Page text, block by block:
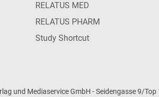
RELATUS MED
RELATUS PHARM
Study Shortcut
und Mediaservice GmbH - Seidengasse 9/Top